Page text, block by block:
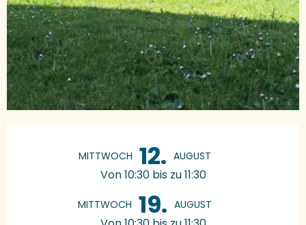
MITTWOCH 12. AUGUST
Von 10:30 bis zu 11:30
MITTWOCH 19. AUGUST